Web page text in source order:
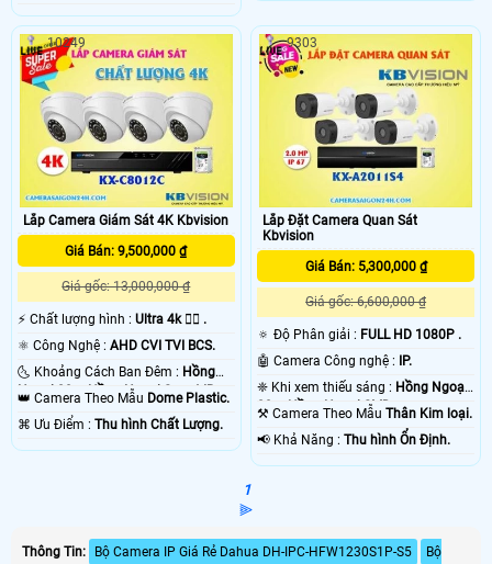
Lắp Camera Giám Sát 4K Kbvision
Giá Bán: 9,500,000 ₫
Giá gốc: 13,000,000 ₫
️⚡ Chất lượng hình : Ultra 4k 👍🏾 .
⚛️ Công Nghệ : AHD CVI TVI BCS.
🌜 Khoảng Cách Ban Đêm : Hồng
Ngoại 20m Hồng Ngoại Smart IR.
👑 Camera Theo Mẫu Dome Plastic.
️⌘ Ưu Điểm : Thu hình Chất Lượng.
10249
Lắp Đặt Camera Quan Sát
Kbvision
Giá Bán: 5,300,000 ₫
Giá gốc: 6,600,000 ₫
🔅 Độ Phân giải : FULL HD 1080P .
🤖️ Camera Công nghệ : IP.
❈ Khi xem thiếu sáng : Hồng Ngoại
20m Hồng Ngoại SMD.
⚒ Camera Theo MẫuThân Kim loại.
️📢 Khả Năng :Thu hình Ổn Định.
9303
1
⫸
Thông Tin: Bộ Camera IP Giá Rẻ Dahua DH-IPC-HFW1230S1P-S5
Bộ